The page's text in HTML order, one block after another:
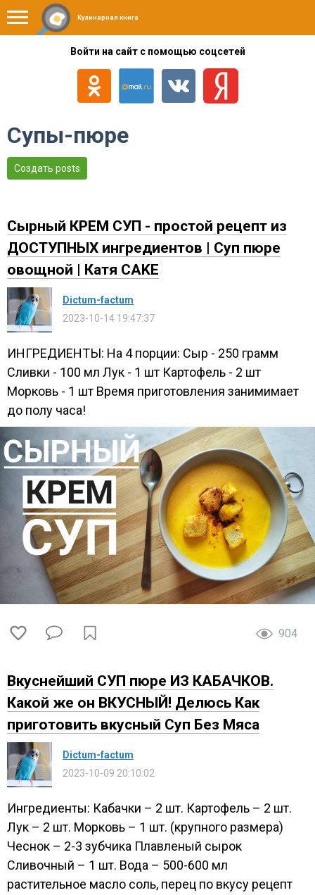
Кулинарная книга
Войти на сайт с помощью соцсетей
Супы-пюре
Создать posts
Сырный КРЕМ СУП - простой рецепт из
ДОСТУПНЫХ ингредиентов | Суп пюре
овощной | Катя CAKE
Dictum-factum
2023-10-14 19:47:37
ИНГРЕДИЕНТЫ: На 4 порции: Сыр - 250 грамм
Сливки - 100 мл Лук - 1 шт Картофель - 2 шт
Морковь - 1 шт Время приготовления занимимает
до полу часа!
904
Вкуснейший СУП пюре ИЗ КАБАЧКОВ.
Какой же он ВКУСНЫЙ! Делюсь Как
приготовить вкусный Суп Без Мяса
Dictum-factum
2023-10-09 20:10:02
Ингредиенты: Кабачки – 2 шт. Картофель – 2 шт.
Лук – 2 шт. Морковь – 1 шт. (крупного размера)
Чеснок – 2-3 зубчика Плавленый сырок
Сливочный – 1 шт. Вода – 500-600 мл
растительное масло соль, перец по вкусу рецепт